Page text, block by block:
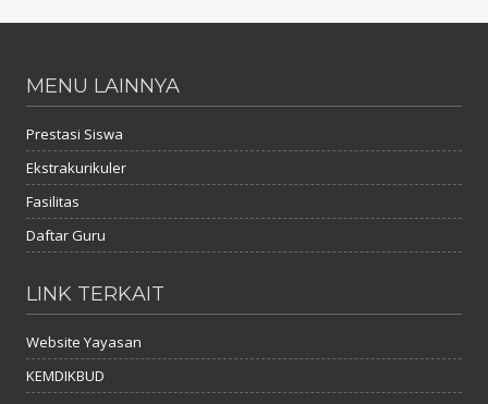
MENU LAINNYA
Prestasi Siswa
Ekstrakurikuler
Fasilitas
Daftar Guru
LINK TERKAIT
Website Yayasan
KEMDIKBUD